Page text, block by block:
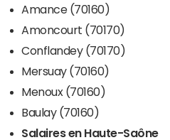
Amance (70160)
Amoncourt (70170)
Conflandey (70170)
Mersuay (70160)
Menoux (70160)
Baulay (70160)
Salaires en Haute-Saône